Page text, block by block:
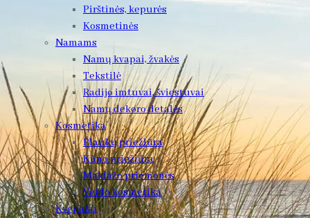
Pirštinės, kepurės
Kosmetinės
Namams
Namų kvapai, žvakės
Tekstilė
Radijo imtuvai, šviestuvai
Namų dekoro detalės
Kosmetika
Plaukų priežiūra
Kūno priežiūra
Makiažo priemonės
Veido kosmetika
Kvepalai